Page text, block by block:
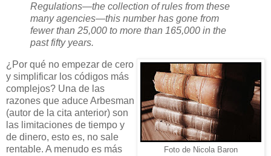
Regulations—the collection of rules from these
many agencies—this number has gone from
fewer than 25,000 to more than 165,000 in the
past fifty years.
Foto de Nicola Baron
¿Por qué no empezar de cero
y simplificar los códigos más
complejos? Una de las
razones que aduce Arbesman
(autor de la cita anterior) son
las limitaciones de tiempo y
de dinero, esto es, no sale
rentable. A menudo es más